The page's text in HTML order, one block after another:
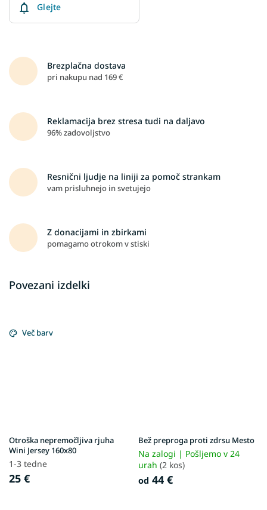
Glejte
Brezplačna dostava
pri nakupu nad 169 €
Reklamacija brez stresa tudi na daljavo
96% zadovoljstvo
Resnični ljudje na liniji za pomoč strankam
vam prisluhnejo in svetujejo
Z donacijami in zbirkami
pomagamo otrokom v stiski
Povezani izdelki
Več barv
Otroška nepremočljiva rjuha
Wini Jersey 160x80
1-3 tedne
25 €
Bež preproga proti zdrsu Mesto
Na zalogi | Pošljemo v 24
urah (2 kos)
od 44 €